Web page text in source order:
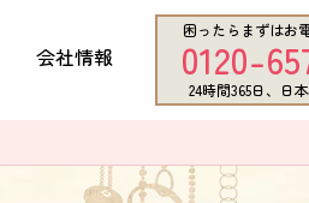
会社情報
困ったらまずはお
0120-
24時間365日、日